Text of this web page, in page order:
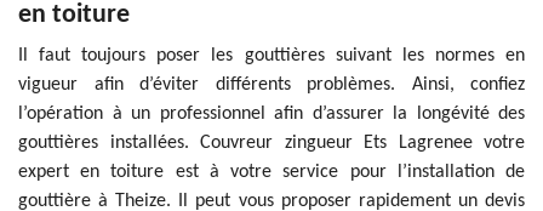
en toiture
Il faut toujours poser les gouttières suivant les normes en
vigueur afin d’éviter différents problèmes. Ainsi, confiez
l’opération à un professionnel afin d’assurer la longévité des
gouttières installées. Couvreur zingueur Ets Lagrenee votre
expert en toiture est à votre service pour l’installation de
gouttière à Theize. Il peut vous proposer rapidement un devis